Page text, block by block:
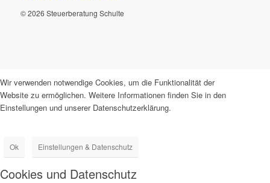
© 2026 Steuerberatung Schulte
Wir verwenden notwendige Cookies, um die Funktionalität der
Website zu ermöglichen. Weitere Informationen finden Sie in den
Einstellungen und unserer Datenschutzerklärung.
Ok Einstellungen & Datenschutz
Cookies und Datenschutz